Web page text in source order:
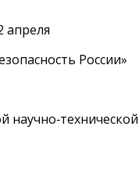
апреля
России»